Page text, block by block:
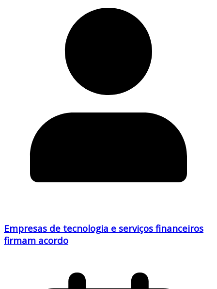
Empresas de tecnologia e serviços financeiros
firmam acordo